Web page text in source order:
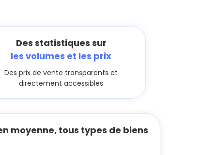
Des statistiques sur
les volumes et les prix
Des prix de vente transparents et
directement accessibles
moyenne, tous types de biens